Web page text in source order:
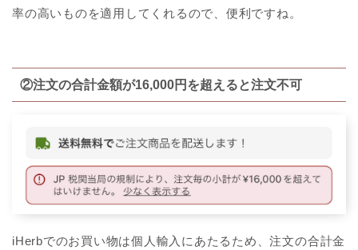
率の高いものを適用してくれるので、便利ですね。
②注文の合計金額が16,000円を超えると注文不可
iHerbでのお買い物は個人輸入にあたるため、注文の合計金